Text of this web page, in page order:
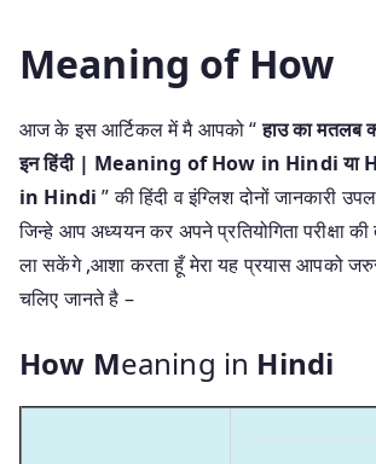
Meaning of How
आज के इस आर्टिकल में मै आपको “हाउ का मतलब
इन हिंदी | Meaning of How in Hindi या
in Hindi ” की हिंदी व इंग्लिश दोनों जानकारी
जिन्हे आप अध्ययन कर अपने प्रतियोगिता परीक्षा
ला सकेंगे ,आशा करता हूँ मेरा यह प्रयास आपको
चलिए जानते है –
How Meaning in Hindi